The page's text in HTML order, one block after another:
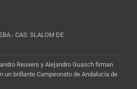
CAS: SLALOM DE
Reuvers y Alejandro Guasch firman
un brillante Campeonato de Andalucía de